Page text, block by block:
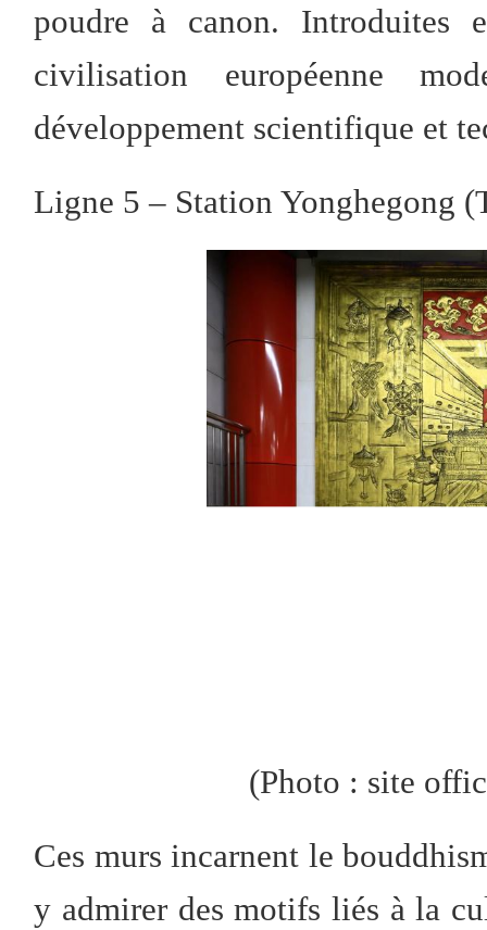
poudre à canon. Introduites
civilisation européenne
développement scientifique et
Ligne 5 – Station Yonghegong
(Photo : site
Ces murs incarnent le
y admirer des motifs liés à la